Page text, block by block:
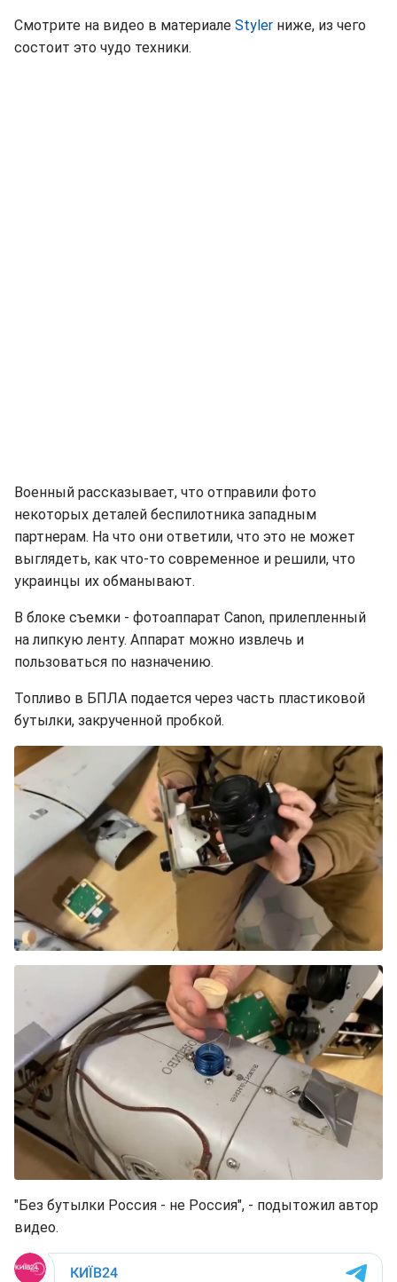
Смотрите на видео в материале Styler ниже, из чего
состоит это чудо техники.
Военный рассказывает, что отправили фото
некоторых деталей беспилотника западным
партнерам. На что они ответили, что это не может
выглядеть, как что-то современное и решили, что
украинцы их обманывают.
В блоке съемки - фотоаппарат Canon, прилепленный
на липкую ленту. Аппарат можно извлечь и
пользоваться по назначению.
Топливо в БПЛА подается через часть пластиковой
бутылки, закрученной пробкой.
"Без бутылки Россия - не Россия", - подытожил автор
видео.